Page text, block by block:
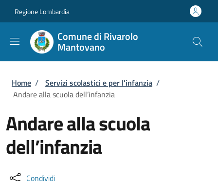
Regione Lombardia
Comune di Rivarolo
Mantovano
Briciole di pane
Home / Servizi scolastici e per l'infanzia /
Andare alla scuola dell’infanzia
Andare alla scuola
dell’infanzia
Condividi